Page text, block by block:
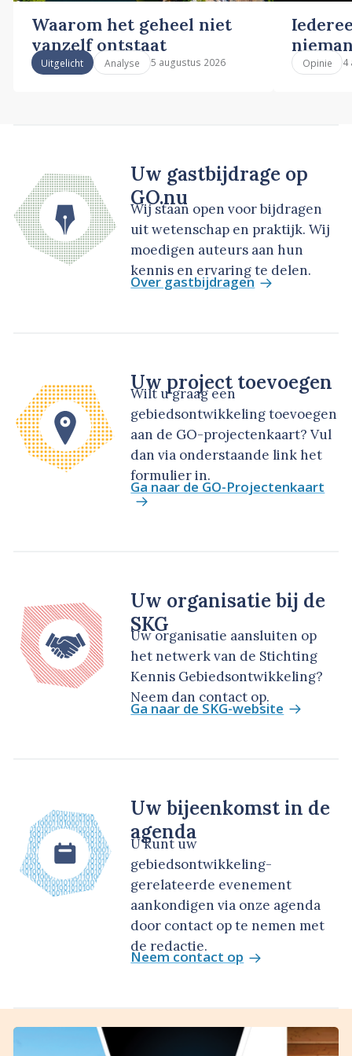
Waarom het geheel niet
vanzelf ontstaat
Uitgelicht Analyse 5 augustus 2026 Opinie 4
Uw gastbijdrage op
GO.nu
Wij staan open voor bijdragen
uit wetenschap en praktijk. Wij
moedigen auteurs aan hun
kennis en ervaring te delen.
Over gastbijdragen
Uw project toevoegen
Wilt u graag een
gebiedsontwikkeling toevoegen
aan de GO-projectenkaart? Vul
dan via onderstaande link het
formulier in.
Ga naar de GO-Projectenkaart
Uw organisatie bij de
SKG
Uw organisatie aansluiten op
het netwerk van de Stichting
Kennis Gebiedsontwikkeling?
Neem dan contact op.
Ga naar de SKG-website
Uw bijeenkomst in de
agenda
U kunt uw
gebiedsontwikkeling-
gerelateerde evenement
aankondigen via onze agenda
door contact op te nemen met
de redactie.
Neem contact op